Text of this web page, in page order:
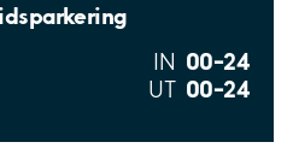
IN 00–24
UT 00–24